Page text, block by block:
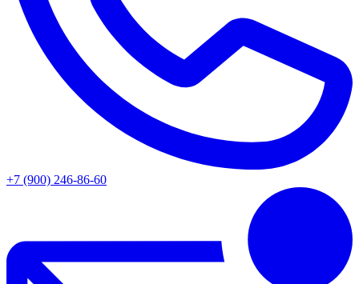
+7 (900) 246-86-60